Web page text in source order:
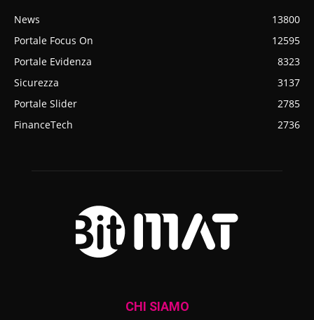
News
13800
Portale Focus On
12595
Portale Evidenza
8323
Sicurezza
3137
Portale Slider
2785
FinanceTech
2736
CHI SIAMO